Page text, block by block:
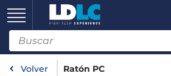
Volver Ratón PC